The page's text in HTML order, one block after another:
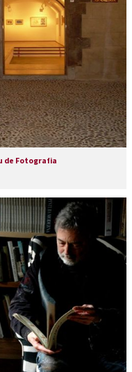
de Fotografia